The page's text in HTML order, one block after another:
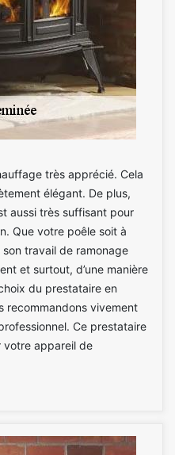
très apprécié. Cela
élégant. De plus,
aussi très suffisant pour
Que votre poêle soit à
travail de ramonage
et surtout, d’une manière
du prestataire en
recommandons vivement
Ce prestataire
votre appareil de